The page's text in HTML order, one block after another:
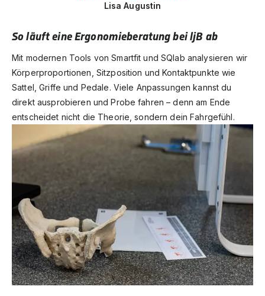
Lisa Augustin
So läuft eine Ergonomieberatung bei ljB ab
Mit modernen Tools von Smartfit und SQlab analysieren wir
Körperproportionen, Sitzposition und Kontaktpunkte wie
Sattel, Griffe und Pedale. Viele Anpassungen kannst du
direkt ausprobieren und Probe fahren – denn am Ende
entscheidet nicht die Theorie, sondern dein Fahrgefühl.